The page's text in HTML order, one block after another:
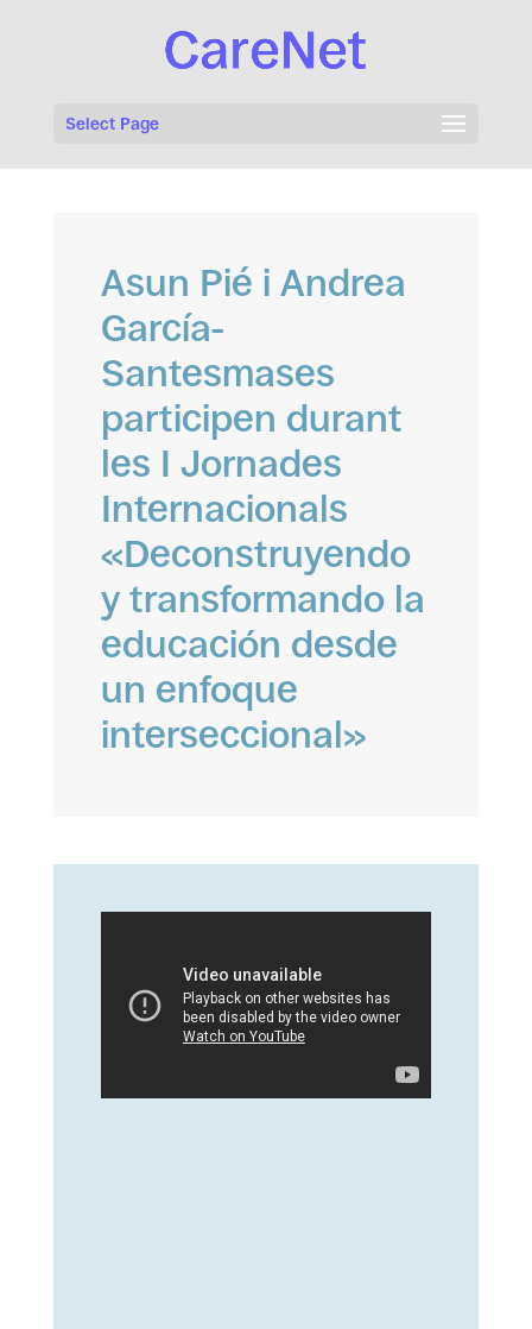
Select Page
Asun Pié i Andrea
García-
Santesmases
participen durant
les I Jornades
Internacionals
«Deconstruyendo
y transformando la
educación desde
un enfoque
interseccional»